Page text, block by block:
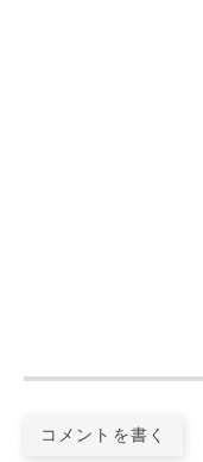
コメントを書く